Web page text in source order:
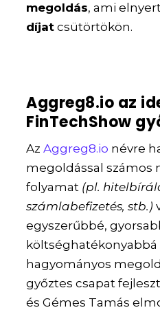
megoldás, ami
díjat csütörtökön.
Aggreg8.io az
FinTechShow
AzAggreg8.io névre
megoldással számos
folyamat (pl.
számlabefizetés, stb.)
egyszerűbbé,
hagyományos
győztes csapat
és Gémes Tamás